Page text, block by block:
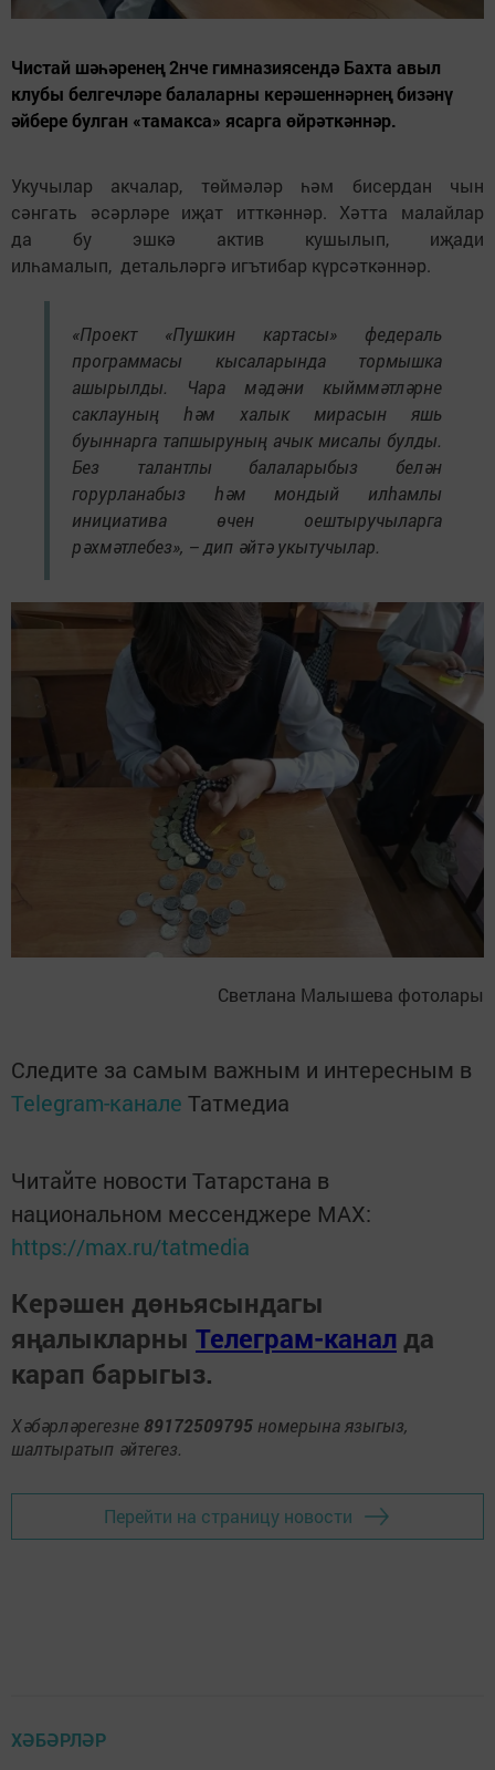
Чистай шәһәренең 2нче гимназиясендә Бахта авыл
клубы белгечләре балаларны керәшеннәрнең бизәнү
әйбере булган «тамакса» ясарга өйрәткәннәр.
Укучылар акчалар, төймәләр һәм бисердан чын
сәнгать әсәрләре иҗат итткәннәр. Хәтта малайлар
да бу эшкә актив кушылып, иҗади
илһамалып, детальләргә игътибар күрсәткәннәр.
«Проект «Пушкин картасы» федераль
программасы кысаларында тормышка
ашырылды. Чара мәдәни кыйммәтләрне
саклауның һәм халык мирасын яшь
буыннарга тапшыруның ачык мисалы булды.
Без талантлы балаларыбыз белән
горурланабыз һәм мондый илһамлы
инициатива өчен оештыручыларга
рәхмәтлебез», – дип әйтә укытучылар.
Светлана Малышева фотолары
Следите за самым важным и интересным в
Telegram-канале Татмедиа
Читайте новости Татарстана в
национальном мессенджере MАХ:
https://max.ru/tatmedia
Керәшен дөньясындагы
яңалыкларны Телеграм-канал да
карап барыгыз.
Хәбәрләрегезне 89172509795 номерына языгыз,
шалтыратып әйтегез.
Перейти на страницу новости
ХӘБӘРЛӘР